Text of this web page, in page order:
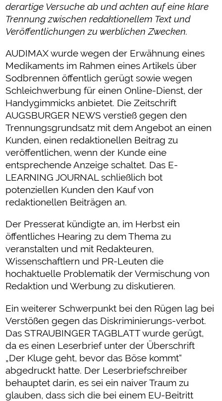
derartige Versuche ab und achten auf eine klare
Trennung zwischen redaktionellem Text und
Veröffentlichungen zu werblichen Zwecken.
AUDIMAX wurde wegen der Erwähnung eines
Medikaments im Rahmen eines Artikels über
Sodbrennen öffentlich gerügt sowie wegen
Schleichwerbung für einen Online-Dienst, der
Handygimmicks anbietet. Die Zeitschrift
AUGSBURGER NEWS verstieß gegen den
Trennungsgrundsatz mit dem Angebot an einen
Kunden, einen redaktionellen Beitrag zu
veröffentlichen, wenn der Kunde eine
entsprechende Anzeige schaltet. Das E-
LEARNING JOURNAL schließlich bot
potenziellen Kunden den Kauf von
redaktionellen Beiträgen an.
Der Presserat kündigte an, im Herbst ein
öffentliches Hearing zu dem Thema zu
veranstalten und mit Redakteuren,
Wissenschaftlern und PR-Leuten die
hochaktuelle Problematik der Vermischung von
Redaktion und Werbung zu diskutieren.
Ein weiterer Schwerpunkt bei den Rügen lag bei
Verstößen gegen das Diskriminierungs-verbot.
Das STRAUBINGER TAGBLATT wurde gerügt,
da es einen Leserbrief unter der Überschrift
„Der Kluge geht, bevor das Böse kommt“
abgedruckt hatte. Der Leserbriefschreiber
behauptet darin, es sei ein naiver Traum zu
glauben, dass sich die bei einem EU-Beitritt